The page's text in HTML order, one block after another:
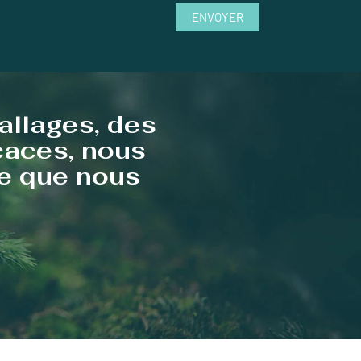
ENVOYER
des
nous
que nous